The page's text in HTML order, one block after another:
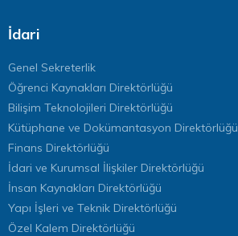
İdari
Genel Sekreterlik
Öğrenci Kaynakları Direktörlüğü
Bilişim Teknolojileri Direktörlüğü
Kütüphane ve Dokümantasyon Direktörlüğü
Finans Direktörlüğü
İdari ve Kurumsal İlişkiler Direktörlüğü
İnsan Kaynakları Direktörlüğü
Yapı İşleri ve Teknik Direktörlüğü
Özel Kalem Direktörlüğü